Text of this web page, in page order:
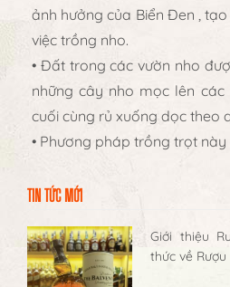
ảnh hưởng của Biển Đen ,
việc trồng nho.
• Đất trong các vườn nho
những cây nho mọc lên
cuối cùng rủ xuống dọc theo
• Phương pháp trồng trọt
TIN TỨC MỚI
Giới thiệu
thức về Rượu